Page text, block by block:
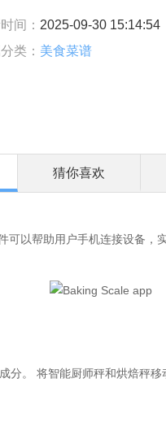
间： 2025-09-30 15:14:54
类： 美食菜谱
猜你喜欢
可以帮助用户手机连接设备，
分。 将智能厨师秤和烘焙秤移